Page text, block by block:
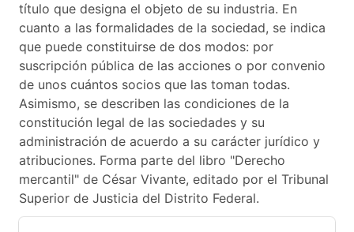
título que designa el objeto de su industria. En
cuanto a las formalidades de la sociedad, se indica
que puede constituirse de dos modos: por
suscripción pública de las acciones o por convenio
de unos cuántos socios que las toman todas.
Asimismo, se describen las condiciones de la
constitución legal de las sociedades y su
administración de acuerdo a su carácter jurídico y
atribuciones. Forma parte del libro "Derecho
mercantil" de César Vivante, editado por el Tribunal
Superior de Justicia del Distrito Federal.